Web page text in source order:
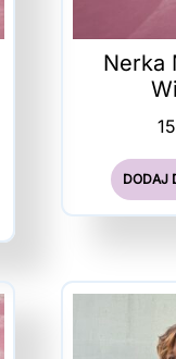
Nerka
DODAJ